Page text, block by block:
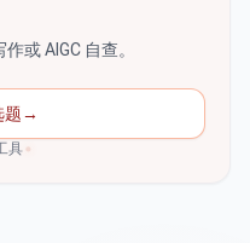
或 AIGC 自查。
题→
具